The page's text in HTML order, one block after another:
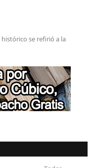
se refirió a la